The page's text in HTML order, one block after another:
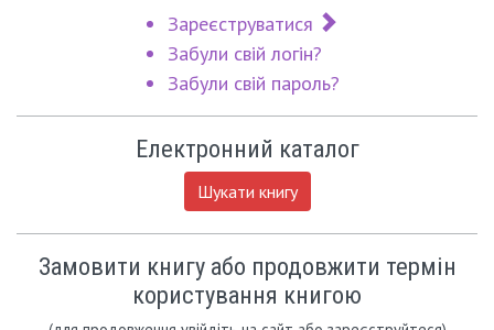
Зареєструватися
Забули свій логін?
Забули свій пароль?
Електронний каталог
Шукати книгу
Замовити книгу або продовжити термін
користування книгою